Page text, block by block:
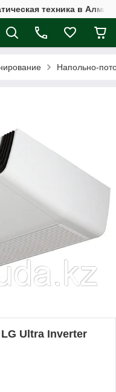
техника в
Напольно-
Ultra Inverter